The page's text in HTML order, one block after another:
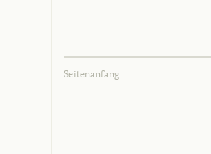
Seitenanfang